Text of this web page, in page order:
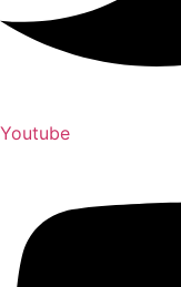
Youtube